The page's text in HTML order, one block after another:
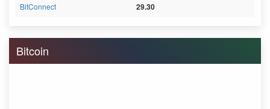
BitConnect
29.30
Bitcoin